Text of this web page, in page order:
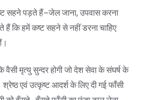
सहने पड़ते हैं–जेल जाना, उपवास करना
कि हमें कष्ट सहने से नहीं डरना चाहिए
वैसी मृत्यु सुन्दर होगी जो देश सेवा के संघर्ष के
एवं उत्कृष्ट आदर्श के लिए दी गई फाँसी